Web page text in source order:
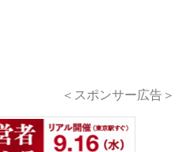
＜スポンサー広告＞